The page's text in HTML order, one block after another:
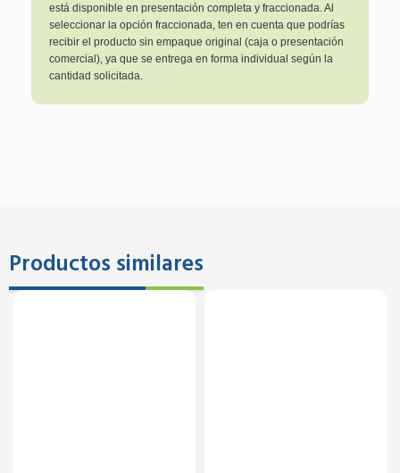
está disponible en presentación completa y fraccionada. Al
seleccionar la opción fraccionada, ten en cuenta que podrías
recibir el producto sin empaque original (caja o presentación
comercial), ya que se entrega en forma individual según la
cantidad solicitada.
Productos similares